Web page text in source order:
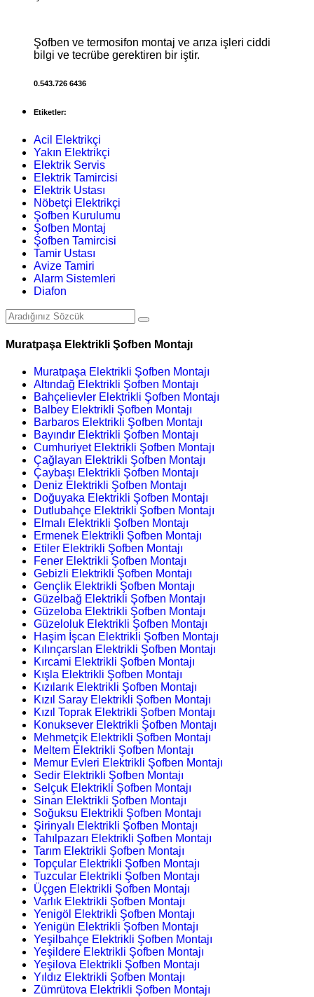
Şofben ve termosifon montaj ve arıza işleri ciddi
bilgi ve tecrübe gerektiren bir iştir.
0.543.726 6436
Etiketler:
Acil Elektrikçi
Yakın Elektrikçi
Elektrik Servis
Elektrik Tamircisi
Elektrik Ustası
Nöbetçi Elektrikçi
Şofben Kurulumu
Şofben Montaj
Şofben Tamircisi
Tamir Ustası
Avize Tamiri
Alarm Sistemleri
Diafon
Muratpaşa Elektrikli Şofben Montajı
Muratpaşa Elektrikli Şofben Montajı
Altındağ Elektrikli Şofben Montajı
Bahçelievler Elektrikli Şofben Montajı
Balbey Elektrikli Şofben Montajı
Barbaros Elektrikli Şofben Montajı
Bayındır Elektrikli Şofben Montajı
Cumhuriyet Elektrikli Şofben Montajı
Çağlayan Elektrikli Şofben Montajı
Çaybaşı Elektrikli Şofben Montajı
Deniz Elektrikli Şofben Montajı
Doğuyaka Elektrikli Şofben Montajı
Dutlubahçe Elektrikli Şofben Montajı
Elmalı Elektrikli Şofben Montajı
Ermenek Elektrikli Şofben Montajı
Etiler Elektrikli Şofben Montajı
Fener Elektrikli Şofben Montajı
Gebizli Elektrikli Şofben Montajı
Gençlik Elektrikli Şofben Montajı
Güzelbağ Elektrikli Şofben Montajı
Güzeloba Elektrikli Şofben Montajı
Güzeloluk Elektrikli Şofben Montajı
Haşim İşcan Elektrikli Şofben Montajı
Kılınçarslan Elektrikli Şofben Montajı
Kırcami Elektrikli Şofben Montajı
Kışla Elektrikli Şofben Montajı
Kızılarık Elektrikli Şofben Montajı
Kızıl Saray Elektrikli Şofben Montajı
Kızıl Toprak Elektrikli Şofben Montajı
Konuksever Elektrikli Şofben Montajı
Mehmetçik Elektrikli Şofben Montajı
Meltem Elektrikli Şofben Montajı
Memur Evleri Elektrikli Şofben Montajı
Sedir Elektrikli Şofben Montajı
Selçuk Elektrikli Şofben Montajı
Sinan Elektrikli Şofben Montajı
Soğuksu Elektrikli Şofben Montajı
Şirinyalı Elektrikli Şofben Montajı
Tahılpazarı Elektrikli Şofben Montajı
Tarım Elektrikli Şofben Montajı
Topçular Elektrikli Şofben Montajı
Tuzcular Elektrikli Şofben Montajı
Üçgen Elektrikli Şofben Montajı
Varlık Elektrikli Şofben Montajı
Yenigöl Elektrikli Şofben Montajı
Yenigün Elektrikli Şofben Montajı
Yeşilbahçe Elektrikli Şofben Montajı
Yeşildere Elektrikli Şofben Montajı
Yeşilova Elektrikli Şofben Montajı
Yıldız Elektrikli Şofben Montajı
Zümrütova Elektrikli Şofben Montajı